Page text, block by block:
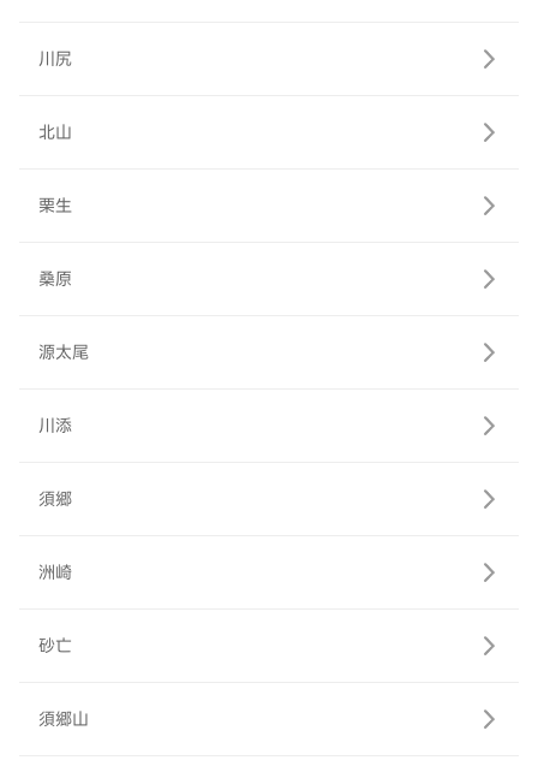
川尻
北山
栗生
桑原
源太尾
川添
須郷
洲崎
砂亡
須郷山